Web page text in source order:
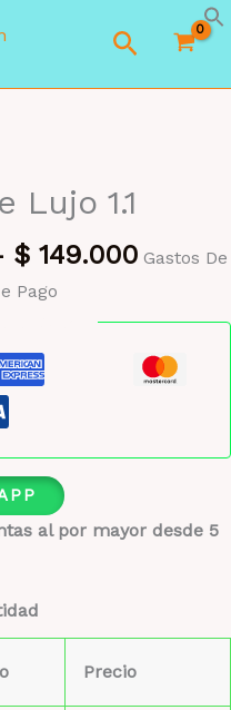
Buscar
Lujo 1.1
$ 149.000 Gastos De
Pago
al por mayor desde 5
Precio